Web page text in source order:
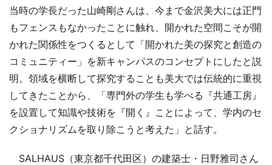
当時の学長だった山崎剛さんは、今まで金沢美大には正門
もフェンスもなかったことに触れ、開かれた空間こそが開
かれた関係性をつくるとして「開かれた美の探究と創造の
コミュニティー」を新キャンパスのコンセプトにしたと説
明。領域を横断して探究することも美大では伝統的に重視
してきたことから、「専門外の学生も学べる『共通工房』
を設置して知識や技術を『開く』ことによって、学内のセ
クショナリズムを取り除こうと考えた」と話す。
SALHAUS（東京都千代田区）の建築士・日野雅司さん